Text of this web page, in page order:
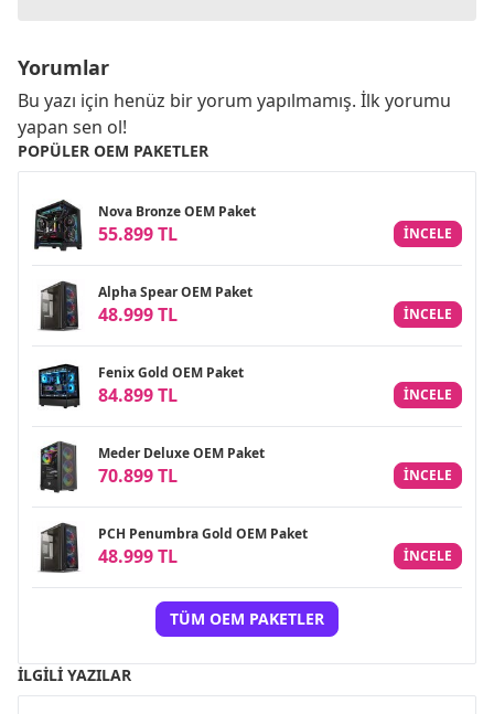
Yorumlar
Bu yazı için henüz bir yorum yapılmamış. İlk yorumu
yapan sen ol!
POPÜLER OEM PAKETLER
Nova Bronze OEM Paket
55.899 TL INCELE
Alpha Spear OEM Paket
48.999 TL INCELE
Fenix Gold OEM Paket
84.899 TL INCELE
Meder Deluxe OEM Paket
70.899 TL INCELE
PCH Penumbra Gold OEM Paket
48.999 TL INCELE
TÜM OEM PAKETLER
İLGILI YAZILAR